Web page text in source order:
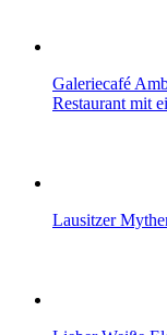
Galeriecafé
Restaurant mit
Lausitzer